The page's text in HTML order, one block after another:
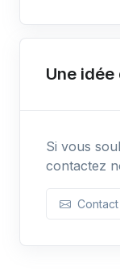
Une idée
Si vous
contactez
Contact